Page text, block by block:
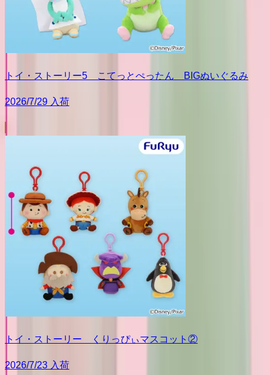
トイ・ストーリー5 こてっとぺったん BIGぬいぐるみ
2026/7/29 入荷
トイ・ストーリー くりっぴぃマスコット②
2026/7/23 入荷